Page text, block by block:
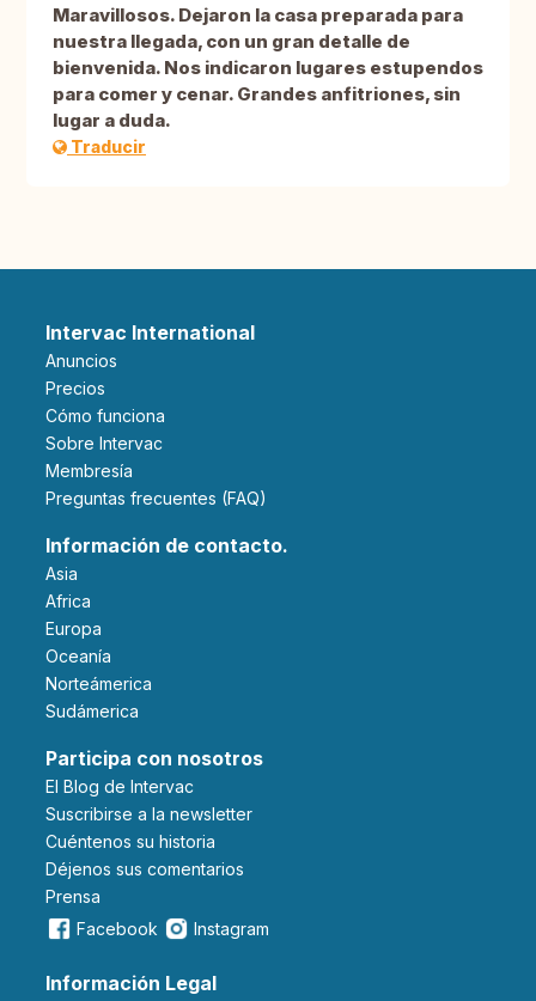
Maravillosos. Dejaron la casa preparada para
nuestra llegada, con un gran detalle de
bienvenida. Nos indicaron lugares estupendos
para comer y cenar. Grandes anfitriones, sin
lugar a duda.
Traducir
Intervac International
Anuncios
Precios
Cómo funciona
Sobre Intervac
Membresía
Preguntas frecuentes (FAQ)
Información de contacto.
Asia
Africa
Europa
Oceanía
Norteámerica
Sudámerica
Participa con nosotros
El Blog de Intervac
Suscribirse a la newsletter
Cuéntenos su historia
Déjenos sus comentarios
Prensa
Facebook
Instagram
Información Legal